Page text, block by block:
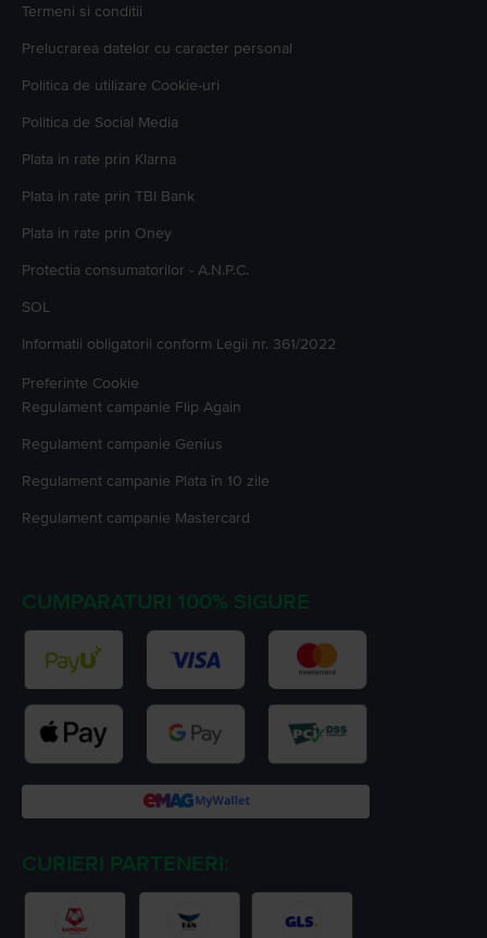
Termeni si conditii
Prelucrarea datelor cu caracter personal
Politica de utilizare Cookie-uri
Politica de Social Media
Plata in rate prin Klarna
Plata in rate prin TBI Bank
Plata in rate prin Oney
Protectia consumatorilor - A.N.P.C.
SOL
Informatii obligatorii conform Legii nr. 361/2022
Preferinte Cookie
Regulament campanie Flip Again
Regulament campanie Genius
Regulament campanie Plata în 10 zile
Regulament campanie Mastercard
CUMPARATURI 100% SIGURE
CURIERI PARTENERI: